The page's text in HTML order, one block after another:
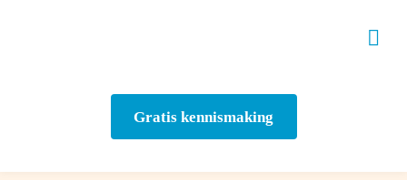
Gratis kennismaking